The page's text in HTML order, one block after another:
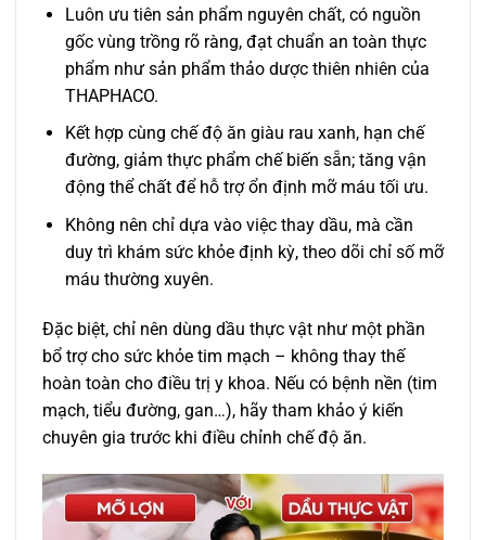
Luôn ưu tiên sản phẩm nguyên chất, có nguồn
gốc vùng trồng rõ ràng, đạt chuẩn an toàn thực
phẩm như sản phẩm thảo dược thiên nhiên của
THAPHACO.
Kết hợp cùng chế độ ăn giàu rau xanh, hạn chế
đường, giảm thực phẩm chế biến sẵn; tăng vận
động thể chất để hỗ trợ ổn định mỡ máu tối ưu.
Không nên chỉ dựa vào việc thay dầu, mà cần
duy trì khám sức khỏe định kỳ, theo dõi chỉ số mỡ
máu thường xuyên.
Đặc biệt, chỉ nên dùng dầu thực vật như một phần
bổ trợ cho sức khỏe tim mạch – không thay thế
hoàn toàn cho điều trị y khoa. Nếu có bệnh nền (tim
mạch, tiểu đường, gan…), hãy tham khảo ý kiến
chuyên gia trước khi điều chỉnh chế độ ăn.